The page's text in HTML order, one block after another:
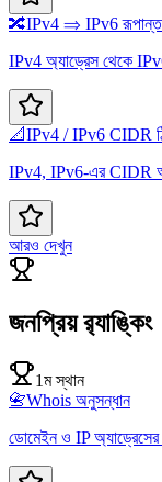
🔀IPv4 ⇒ IPv6
IPv4 অ্যাড্রেস থেকে
📐IPv4 / IPv6 CIDR
IPv4, IPv6-এর CIDR
আরও দেখুন
জনপ্রিয় র‍্যাঙ্কিং
1ম স্থান
📇Whois অনুসন্ধান
ডোমেইন ও IP